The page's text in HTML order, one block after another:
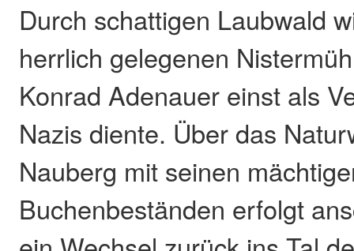
Durch schattigen Laubwald
herrlich gelegenen
Konrad Adenauer einst als
Nazis diente. Über das
Nauberg mit seinen
Buchenbeständen erfolgt